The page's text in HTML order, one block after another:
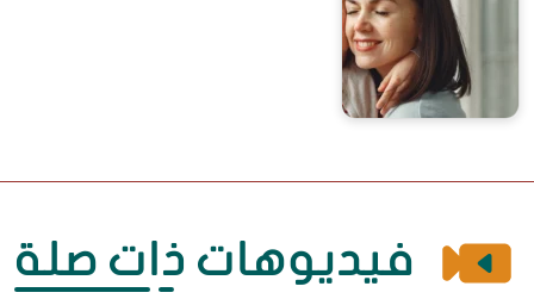
فيديوهات ذات صلة